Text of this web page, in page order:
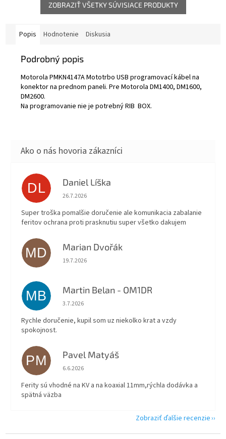
ZOBRAZIŤ VŠETKY SÚVISIACE PRODUKTY
Popis Hodnotenie Diskusia
Podrobný popis
Motorola PMKN4147A Mototrbo USB programovací kábel na
konektor na prednom paneli. Pre Motorola DM1400, DM1600,
DM2600.
Na programovanie nie je potrebný RIB BOX.
DL Daniel Líška
Hodnotenie obchodu je 5 z 5 hviezdičiek.
26.7.2026
Super troška pomalšie doručenie ale komunikacia zabalanie
feritov ochrana proti prasknutiu super všetko dakujem
MD Marian Dvořák
Hodnotenie obchodu je 5 z 5 hviezdičiek.
19.7.2026
MB Martin Belan - OM1DR
Hodnotenie obchodu je 5 z 5 hviezdičiek.
3.7.2026
Rychle doručenie, kupil som uz niekolko krat a vzdy
spokojnost.
PM Pavel Matyáš
Hodnotenie obchodu je 5 z 5 hviezdičiek.
6.6.2026
Ferity sú vhodné na KV a na koaxial 11mm,rýchla dodávka a
spätná väzba
Zobraziť ďalšie recenzie